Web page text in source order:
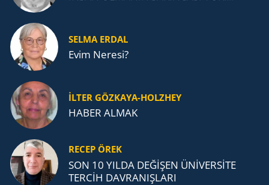
SELMA ERDAL
Evim Neresi?
İLTER GÖZKAYA-HOLZHEY
HABER ALMAK
RECEP ÖREK
SON 10 YILDA DEĞİŞEN ÜNİVERSİTE
TERCİH DAVRANIŞLARI